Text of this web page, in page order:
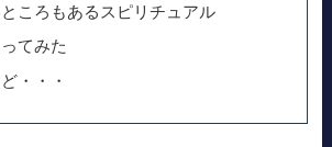
ころもあるスピリチュアル
てみた
・・・